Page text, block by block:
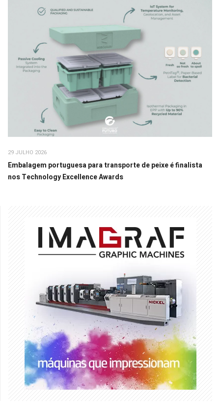
29 JULHO 2026
Embalagem portuguesa para transporte de peixe é finalista
nos Technology Excellence Awards